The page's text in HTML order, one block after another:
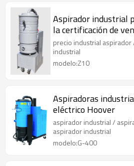
Aspirador industrial
la certificación de
precio industrial
industrial
modelo:Z10
Aspiradoras
eléctrico Hoover
aspirador industrial /
aspirador industrial
modelo:G-400